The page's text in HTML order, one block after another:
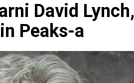
David Lynch,
Peaks-a